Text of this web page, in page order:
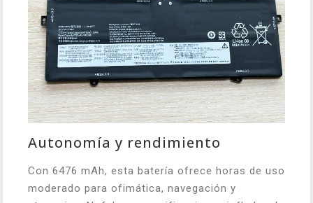
Autonomía y rendimiento
Con 6476 mAh, esta batería ofrece horas de uso
moderado para ofimática, navegación y